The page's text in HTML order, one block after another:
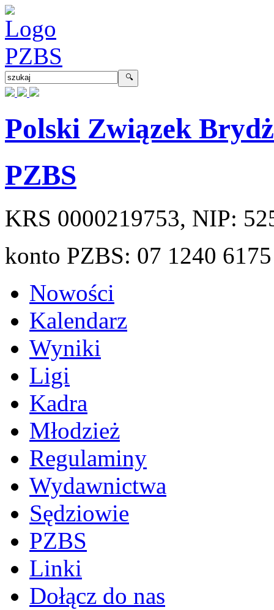
Polski Związek
PZBS
KRS 0000219753, NIP:
konto PZBS: 07 1240
Nowości
Kalendarz
Wyniki
Ligi
Kadra
Młodzież
Regulaminy
Wydawnictwa
Sędziowie
PZBS
Linki
Dołącz do nas